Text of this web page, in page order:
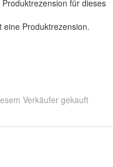
für dieses
eine Produktrezension.
Verkäufer gekauft